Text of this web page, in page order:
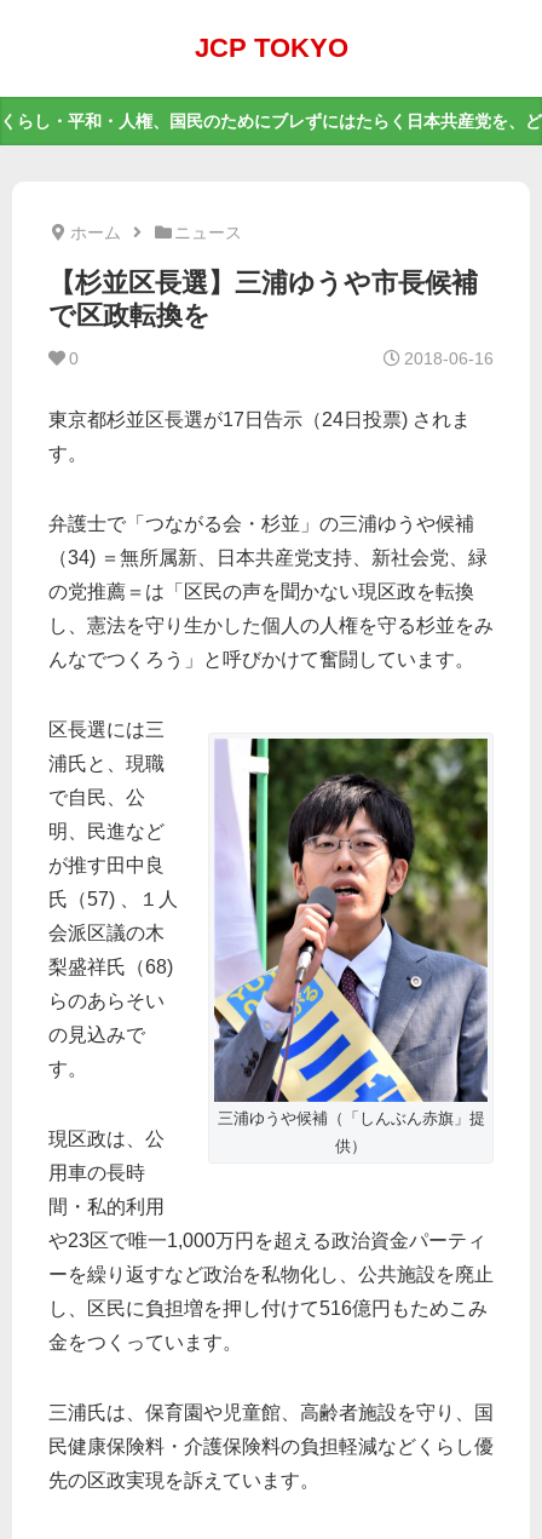
JCP TOKYO
くらし・平和・人権、国民のためにブレずにはたらく日本共産党を、
ホーム ニュース
【杉並区長選】三浦ゆうや市長候補
で区政転換を
0 2018-06-16
東京都杉並区長選が17日告示（24日投票) されま
す。
弁護士で「つながる会・杉並」の三浦ゆうや候補
（34) ＝無所属新、日本共産党支持、新社会党、緑
の党推薦＝は「区民の声を聞かない現区政を転換
し、憲法を守り生かした個人の人権を守る杉並をみ
んなでつくろう」と呼びかけて奮闘しています。
三浦ゆうや候補（「しんぶん赤旗」提
供）
区長選には三
浦氏と、現職
で自民、公
明、民進など
が推す田中良
氏（57) 、１人
会派区議の木
梨盛祥氏（68)
らのあらそい
の見込みで
す。
現区政は、公
用車の長時
間・私的利用
や23区で唯一1,000万円を超える政治資金パーティ
ーを繰り返すなど政治を私物化し、公共施設を廃止
し、区民に負担増を押し付けて516億円もためこみ
金をつくっています。
三浦氏は、保育園や児童館、高齢者施設を守り、国
民健康保険料・介護保険料の負担軽減などくらし優
先の区政実現を訴えています。